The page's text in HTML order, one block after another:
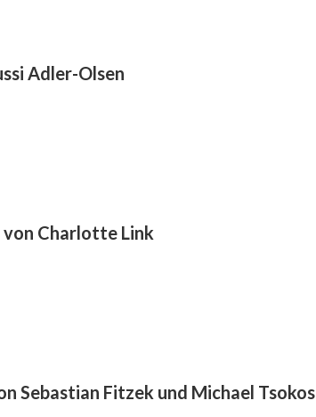
Adler-Olsen
von Charlotte Link
Sebastian Fitzek und Michael Tsokos